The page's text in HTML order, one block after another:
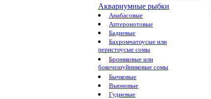
Аквариумные рыбки
Анабасовые
Аптеронотовые
Бадиевые
Бахромчатоусые или
перистоусые сомы
Броняковые или
бокочешуйниковые сомы
Бычковые
Вьюновые
Гудиевые